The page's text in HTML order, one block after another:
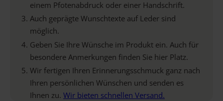
einem Pfotenabdruck oder einer Handschrift.
Auch geprägte Wunschtexte auf Leder sind
möglich.
Geben Sie Ihre Wünsche im Produkt ein. Auch für
besondere Anmerkungen finden Sie hier Platz.
Wir fertigen Ihren Erinnerungsschmuck ganz nach
Ihren persönlichen Wünschen und senden es
Ihnen zu. Wir bieten schnellen Versand.